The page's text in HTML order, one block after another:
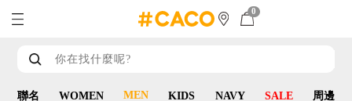
0
聯名 WOMEN MEN KIDS NAVY SALE 周邊